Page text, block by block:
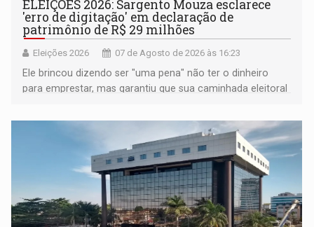
ELEIÇÕES 2026: Sargento Mouza esclarece
'erro de digitação' em declaração de
patrimônio de R$ 29 milhões
Eleições 2026 07 de Agosto de 2026 às 16:23
Ele brincou dizendo ser "uma pena" não ter o dinheiro
para emprestar, mas garantiu que sua caminhada eleitoral